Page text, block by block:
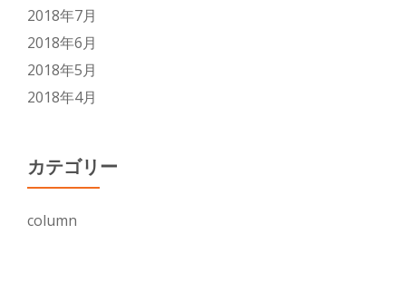
2018年7月
2018年6月
2018年5月
2018年4月
カテゴリー
column